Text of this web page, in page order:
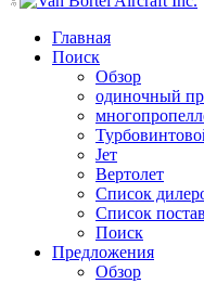
Главная
Поиск
Обзор
одиночный
Jет
Вертолет
Список
Список
Поиск
Предложения
Обзор